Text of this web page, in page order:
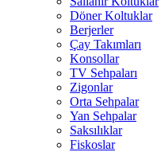
Döner Koltuklar
Berjerler
Çay Takımları
Konsollar
TV Sehpaları
Zigonlar
Orta Sehpalar
Yan Sehpalar
Saksılıklar
Fiskoslar